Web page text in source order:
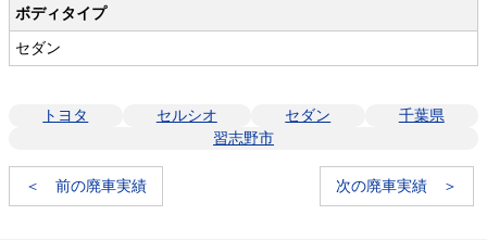
ボディタイプ
セダン
トヨタ セルシオ セダン
千葉県
習志野市
＜ 前の廃車実績 次の廃車実績 ＞